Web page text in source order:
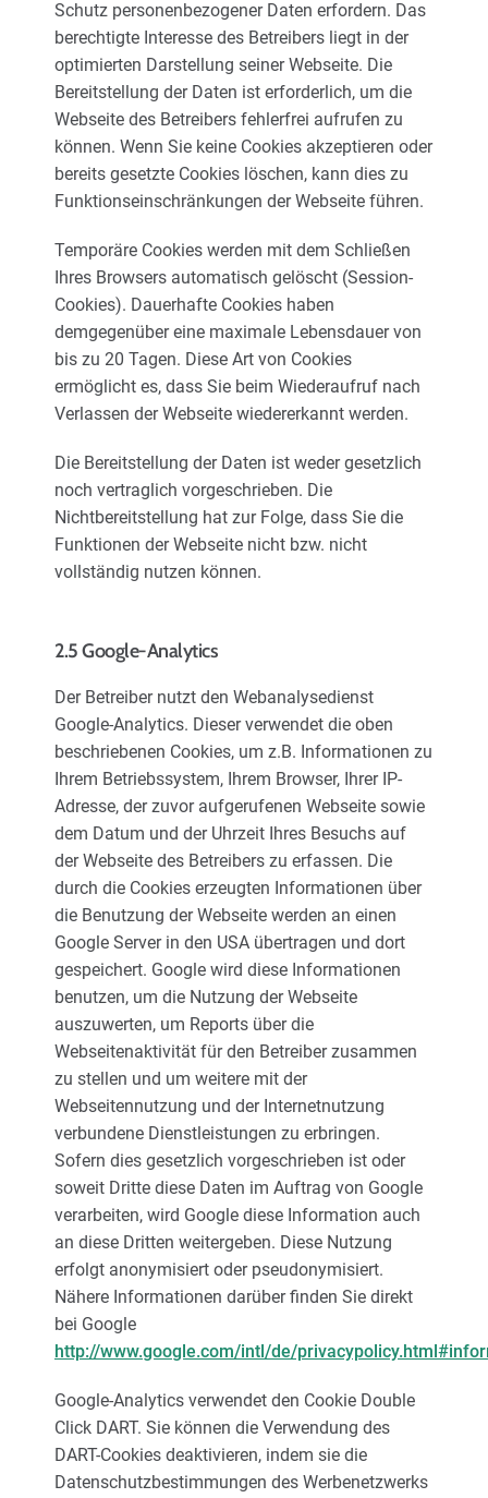
Schutz personenbezogener Daten erfordern. Das
berechtigte Interesse des Betreibers liegt in der
optimierten Darstellung seiner Webseite. Die
Bereitstellung der Daten ist erforderlich, um die
Webseite des Betreibers fehlerfrei aufrufen zu
können. Wenn Sie keine Cookies akzeptieren oder
bereits gesetzte Cookies löschen, kann dies zu
Funktionseinschränkungen der Webseite führen.
Temporäre Cookies werden mit dem Schließen
Ihres Browsers automatisch gelöscht (Session-
Cookies). Dauerhafte Cookies haben
demgegenüber eine maximale Lebensdauer von
bis zu 20 Tagen. Diese Art von Cookies
ermöglicht es, dass Sie beim Wiederaufruf nach
Verlassen der Webseite wiedererkannt werden.
Die Bereitstellung der Daten ist weder gesetzlich
noch vertraglich vorgeschrieben. Die
Nichtbereitstellung hat zur Folge, dass Sie die
Funktionen der Webseite nicht bzw. nicht
vollständig nutzen können.
2.5 Google-Analytics
Der Betreiber nutzt den Webanalysedienst
Google-Analytics. Dieser verwendet die oben
beschriebenen Cookies, um z.B. Informationen zu
Ihrem Betriebssystem, Ihrem Browser, Ihrer IP-
Adresse, der zuvor aufgerufenen Webseite sowie
dem Datum und der Uhrzeit Ihres Besuchs auf
der Webseite des Betreibers zu erfassen. Die
durch die Cookies erzeugten Informationen über
die Benutzung der Webseite werden an einen
Google Server in den USA übertragen und dort
gespeichert. Google wird diese Informationen
benutzen, um die Nutzung der Webseite
auszuwerten, um Reports über die
Webseitenaktivität für den Betreiber zusammen
zu stellen und um weitere mit der
Webseitennutzung und der Internetnutzung
verbundene Dienstleistungen zu erbringen.
Sofern dies gesetzlich vorgeschrieben ist oder
soweit Dritte diese Daten im Auftrag von Google
verarbeiten, wird Google diese Information auch
an diese Dritten weitergeben. Diese Nutzung
erfolgt anonymisiert oder pseudonymisiert.
Nähere Informationen darüber finden Sie direkt
bei Google
http://www.google.com/intl/de/
Google-Analytics verwendet den Cookie Double
Click DART. Sie können die Verwendung des
DART-Cookies deaktivieren, indem sie die
Datenschutzbestimmungen des Werbenetzwerks